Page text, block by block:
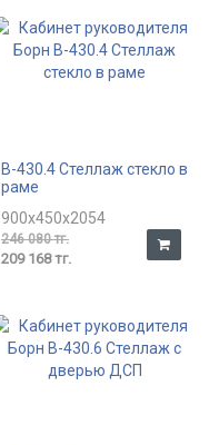
В-430.4 Стеллаж стекло в
раме
900x450x2054
246 080 тг.
209 168 тг.